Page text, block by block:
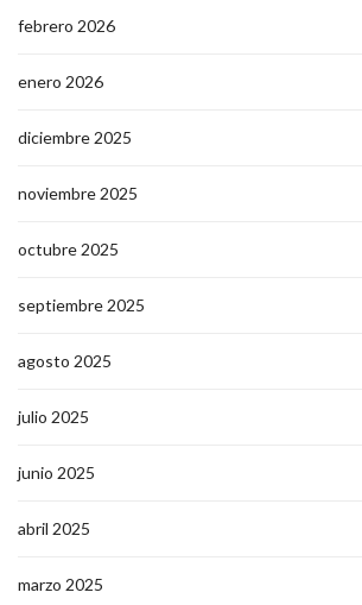
febrero 2026
enero 2026
diciembre 2025
noviembre 2025
octubre 2025
septiembre 2025
agosto 2025
julio 2025
junio 2025
abril 2025
marzo 2025